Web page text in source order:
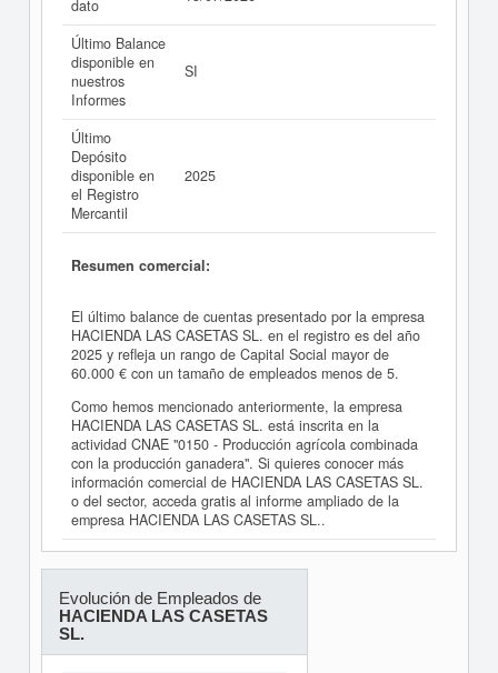
dato
Último Balance
disponible en
nuestros
Informes
SI
Último
Depósito
disponible en
el Registro
Mercantil
2025
Resumen comercial:
El último balance de cuentas presentado por la empresa
HACIENDA LAS CASETAS SL. en el registro es del año
2025 y refleja un rango de Capital Social mayor de
60.000 € con un tamaño de empleados menos de 5.
Como hemos mencionado anteriormente, la empresa
HACIENDA LAS CASETAS SL. está inscrita en la
actividad CNAE "0150 - Producción agrícola combinada
con la producción ganadera". Si quieres conocer más
información comercial de HACIENDA LAS CASETAS SL.
o del sector, acceda gratis al informe ampliado de la
empresa HACIENDA LAS CASETAS SL..
Evolución de Empleados de
HACIENDA LAS CASETAS
SL.